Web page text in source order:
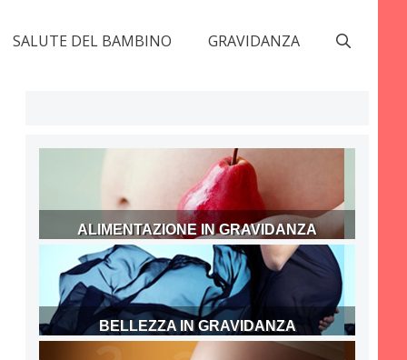
SALUTE DEL BAMBINO GRAVIDANZA
ALIMENTAZIONE IN GRAVIDANZA
BELLEZZA IN GRAVIDANZA